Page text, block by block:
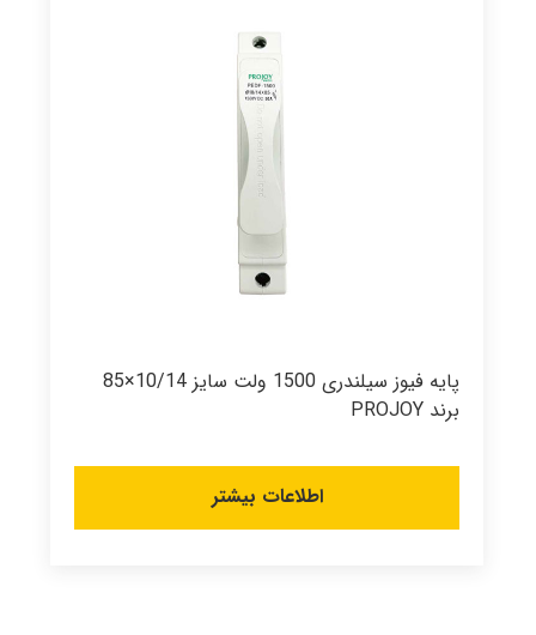
پایه فیوز سیلندری 1500 ولت سایز 10/14×85
برند PROJOY
اطلاعات بیشتر